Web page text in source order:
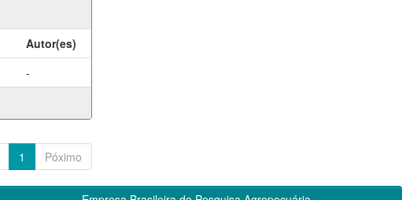
Autor(es)
-
1 Póximo